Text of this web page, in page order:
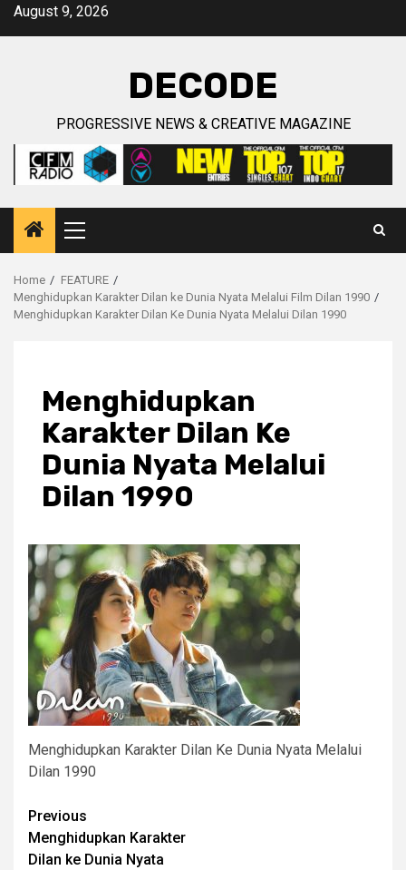
SkipAugust 9, 2026
DECODE
PROGRESSIVE NEWS & CREATIVE MAGAZINE
Primary
Menu
Home
FEATURE
Menghidupkan Karakter Dilan ke Dunia Nyata Melalui Film Dilan 1990
Menghidupkan Karakter Dilan Ke Dunia Nyata Melalui Dilan 1990
Menghidupkan
Karakter Dilan Ke
Dunia Nyata Melalui
Dilan 1990
Menghidupkan Karakter Dilan Ke Dunia Nyata Melalui
Dilan 1990
Post
navigation
Previous
Menghidupkan Karakter
Dilan ke Dunia Nyata